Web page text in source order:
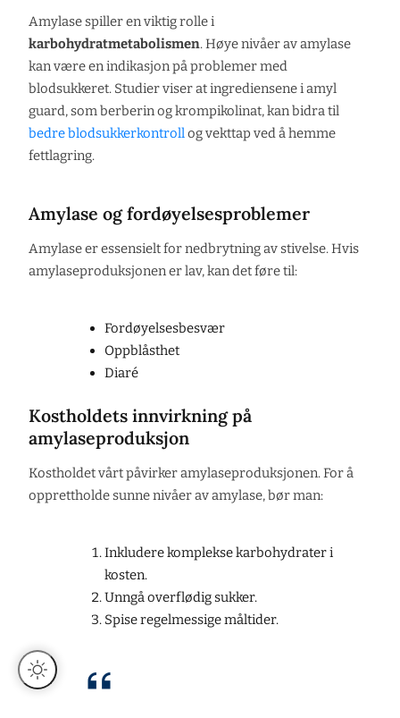
Amylase spiller en viktig rolle i
karbohydratmetabolismen. Høye nivåer av amylase
kan være en indikasjon på problemer med
blodsukkeret. Studier viser at ingrediensene i amyl
guard, som berberin og krompikolinat, kan bidra til
bedre blodsukkerkontrollog vekttap ved å hemme
fettlagring.
Amylase og fordøyelsesproblemer
Amylase er essensielt for nedbrytning av stivelse. Hvis
amylaseproduksjonen er lav, kan det føre til:
Fordøyelsesbesvær
Oppblåsthet
Diaré
Kostholdets innvirkning på
amylaseproduksjon
Kostholdet vårt påvirker amylaseproduksjonen. For å
opprettholde sunne nivåer av amylase, bør man:
Inkludere komplekse karbohydrater i
kosten.
Unngå overflødig sukker.
Spise regelmessige måltider.